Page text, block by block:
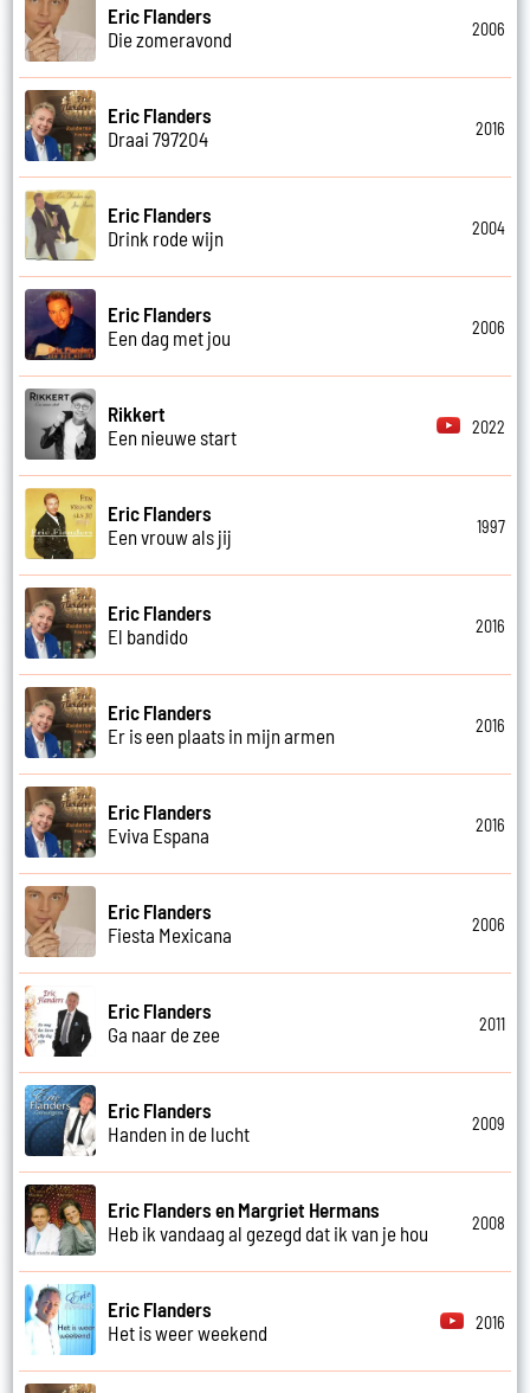
Eric Flanders
Die zomeravond
2006
Eric Flanders
Draai 797204
2016
Eric Flanders
Drink rode wijn
2004
Eric Flanders
Een dag met jou
2006
Rikkert
Een nieuwe start
2022
Eric Flanders
Een vrouw als jij
1997
Eric Flanders
El bandido
2016
Eric Flanders
Er is een plaats in mijn armen
2016
Eric Flanders
Eviva Espana
2016
Eric Flanders
Fiesta Mexicana
2006
Eric Flanders
Ga naar de zee
2011
Eric Flanders
Handen in de lucht
2009
Eric Flanders en Margriet Hermans
Heb ik vandaag al gezegd dat ik van je hou
2008
Eric Flanders
Het is weer weekend
2016